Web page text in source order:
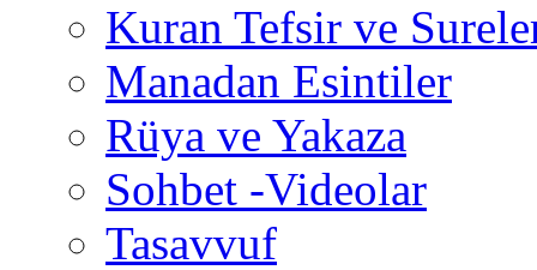
Kuran Tefsir ve
Manadan Esintiler
Rüya ve Yakaza
Sohbet -Videolar
Tasavvuf